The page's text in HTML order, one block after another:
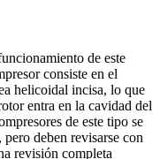
de este
consiste en el
helicoidal incisa, lo que
entra en la cavidad del
de este tipo se
deben revisarse con
revisión completa